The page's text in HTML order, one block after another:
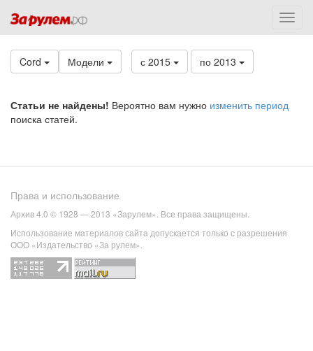
Cord Модели с 2015 по 2013
Статьи не найдены! Вероятно вам нужно изменить период
поиска статей.
Права и использование
Архив 4.0 © 1928 — 2013 «Зарулем». Все права защищены.
Использование материалов сайта допускается только с разрешения
ООО «Издательство «За рулем».